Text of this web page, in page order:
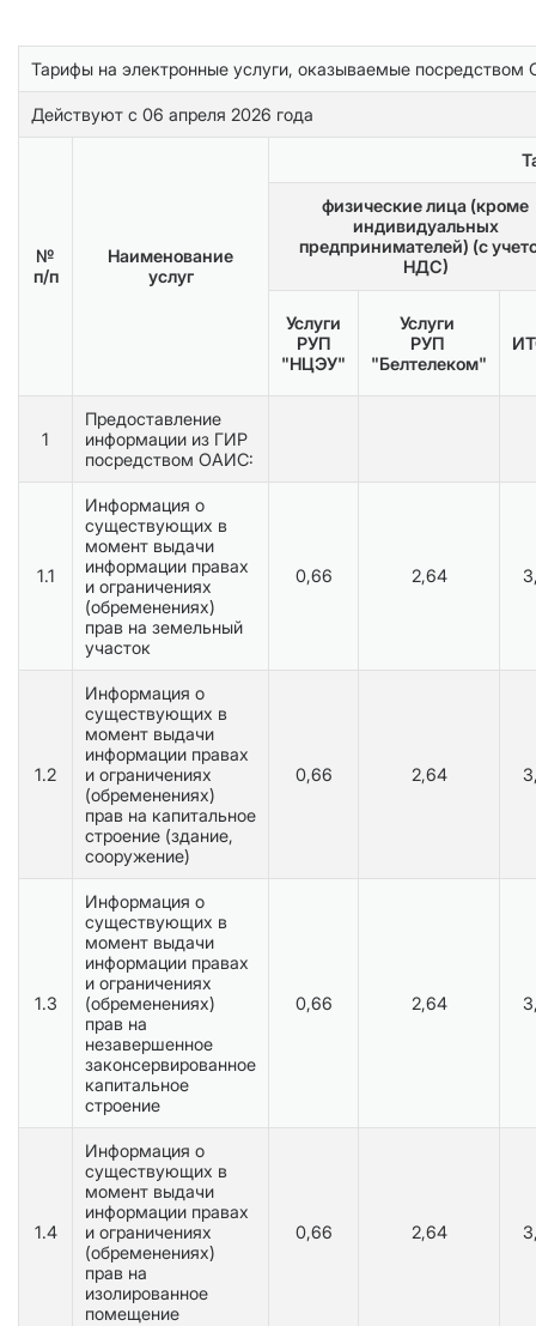
Тарифы на электронные услуги, оказываемые
Действуют с 06 апреля 2026 года
№
п/п
Наименование
услуг
физические лица (кроме
индивидуальных
предпринимателей) (с
НДС)
Услуги
РУП
"НЦЭУ"
Услуги
РУП
"Белтелеком"
1
Предоставление
информации из ГИР
посредством ОАИС:
1.1
Информация о
существующих в
момент выдачи
информации правах
и ограничениях
(обременениях)
прав на земельный
участок
0,66 2,64
1.2
Информация о
существующих в
момент выдачи
информации правах
и ограничениях
(обременениях)
прав на капитальное
строение (здание,
сооружение)
0,66 2,64
1.3
Информация о
существующих в
момент выдачи
информации правах
и ограничениях
(обременениях)
прав на
незавершенное
законсервированное
капитальное
строение
0,66 2,64
1.4
Информация о
существующих в
момент выдачи
информации правах
и ограничениях
(обременениях)
прав на
изолированное
помещение
0,66 2,64